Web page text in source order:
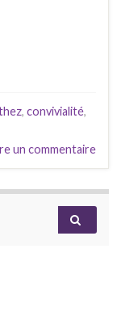
, convivialité,
un commentaire